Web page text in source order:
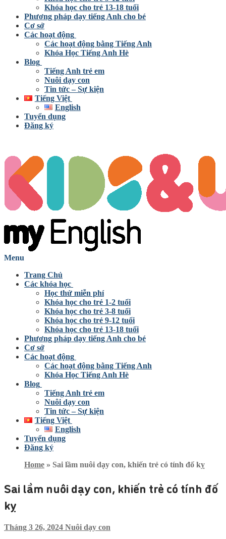
Khóa học cho trẻ 13-18 tuổi
Phương pháp dạy tiếng Anh cho bé
Cơ sở
Các hoạt động
Các hoạt động bằng Tiếng Anh
Khóa Học Tiếng Anh Hè
Blog
Tiếng Anh trẻ em
Nuôi dạy con
Tin tức – Sự kiện
Tiếng Việt
English
Tuyển dụng
Đăng ký
Menu
Trang Chủ
Các khóa học
Học thử miễn phí
Khóa học cho trẻ 1-2 tuổi
Khóa học cho trẻ 3-8 tuổi
Khóa học cho trẻ 9-12 tuổi
Khóa học cho trẻ 13-18 tuổi
Phương pháp dạy tiếng Anh cho bé
Cơ sở
Các hoạt động
Các hoạt động bằng Tiếng Anh
Khóa Học Tiếng Anh Hè
Blog
Tiếng Anh trẻ em
Nuôi dạy con
Tin tức – Sự kiện
Tiếng Việt
English
Tuyển dụng
Đăng ký
Home » Sai lầm nuôi dạy con, khiến trẻ có tính đố kỵ
Sai lầm nuôi dạy con, khiến trẻ có tính đố
kỵ
Tháng 3 26, 2024 Nuôi dạy con